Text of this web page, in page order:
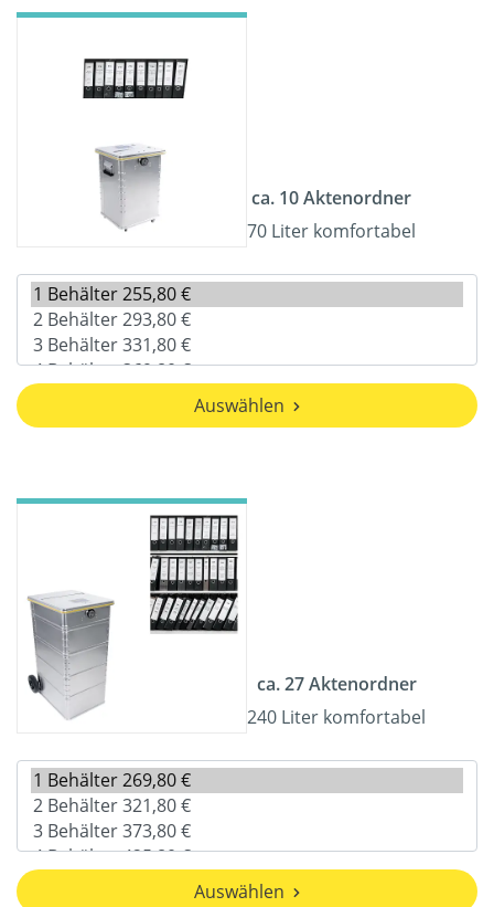
ca. 10 Aktenordner
70 Liter komfortabel
Auswählen
ca. 27 Aktenordner
240 Liter komfortabel
Auswählen